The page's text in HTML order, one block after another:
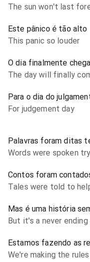
The sun won't last
Este pânico é tão alto
This panic so louder
O dia finalmente
The day will finally
Para o dia do
For judgement day
Palavras foram ditas
Words were spoken
Contos foram
Tales were told to
Mas é uma história
But it's a never
Estamos fazendo as
We're making the